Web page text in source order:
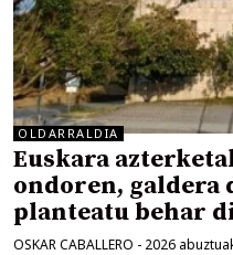
OLDARRALDIA
Euskara
ondoren, galdera
planteatu behar
OSKAR CABALLERO - 2026